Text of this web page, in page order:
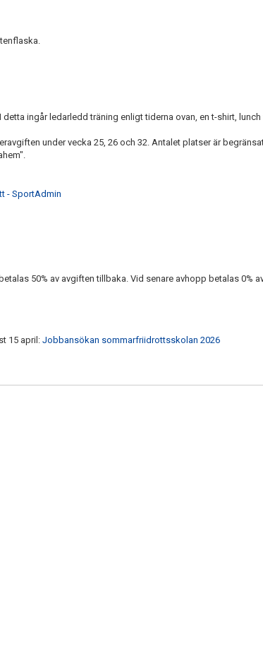
ingår ledarledd träning enligt tiderna ovan, en t-shirt,
under vecka 25, 26 och 32. Antalet platser är
- SportAdmin
50% av avgiften tillbaka. Vid senare avhopp betalas 0%
15 april: Jobbansökan sommarfriidrottsskolan 2026